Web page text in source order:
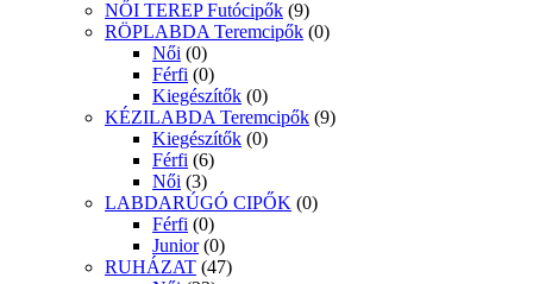
NŐI TEREP Futócipők (9)
RÖPLABDA Teremcipők (0)
Női (0)
Férfi (0)
Kiegészítők (0)
KÉZILABDA Teremcipők (9)
Kiegészítők (0)
Férfi (6)
Női (3)
LABDARÚGÓ CIPŐK (0)
Férfi (0)
Junior (0)
RUHÁZAT (47)